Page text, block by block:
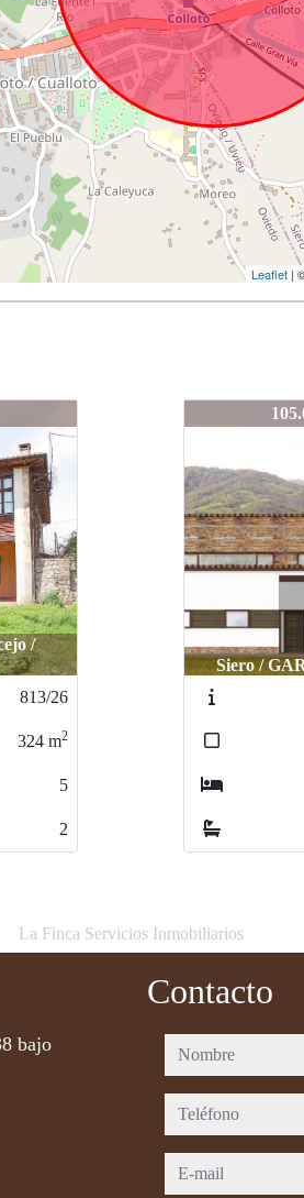
Leaflet |
501-25
340m2
4
4
Oviedo /
La Finca Servicios Inmobiliarios
bajo
Contacto
nombre
teléfono
e-mail